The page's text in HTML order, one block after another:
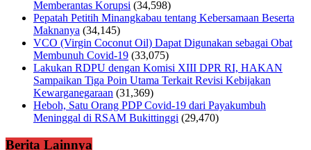
Memberantas Korupsi (34,598)
Pepatah Petitih Minangkabau tentang Kebersamaan Beserta
Maknanya (34,145)
VCO (Virgin Coconut Oil) Dapat Digunakan sebagai Obat
Membunuh Covid-19 (33,075)
Lakukan RDPU dengan Komisi XIII DPR RI, HAKAN
Sampaikan Tiga Poin Utama Terkait Revisi Kebijakan
Kewarganegaraan (31,369)
Heboh, Satu Orang PDP Covid-19 dari Payakumbuh
Meninggal di RSAM Bukittinggi (29,470)
Berita Lainnya